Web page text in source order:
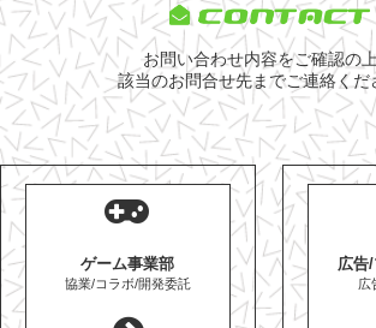
お問い合わせ内容をご確認の
該当のお問合せ先までご連絡くだ
ゲーム事業部
協業/コラボ/開発委託
広告
広